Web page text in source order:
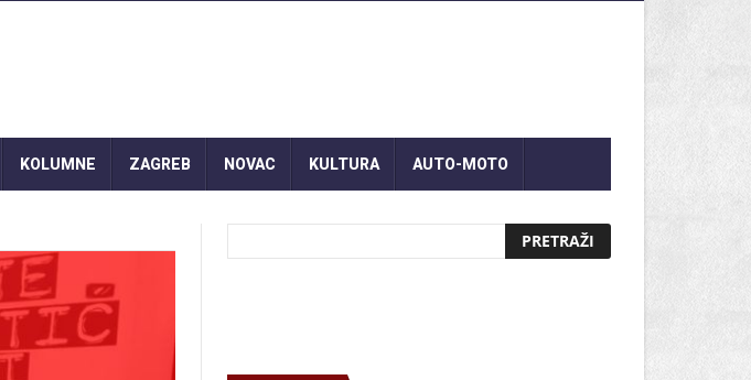
KOLUMNE ZAGREB NOVAC KULTURA AUTO-MOTO